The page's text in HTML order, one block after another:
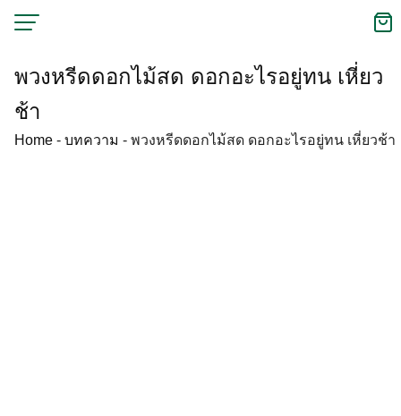
พวงหรีดดอกไม้สด ดอกอะไรอยู่ทน เหี่ยว
ช้า
Home - บทความ - พวงหรีดดอกไม้สด ดอกอะไรอยู่ทน เหี่ยวช้า